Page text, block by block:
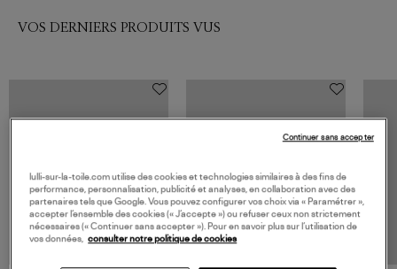
VOS DERNIERS PRODUITS VUS
lulli-sur-la-toile.com utilise des cookies et technologies similaires à des fins de
performance, personnalisation, publicité et analyses, en collaboration avec des
partenaires tels que Google. Vous pouvez configurer vos choix via « Paramétrer »,
accepter l’ensemble des cookies (« J’accepte ») ou refuser ceux non strictement
nécessaires (« Continuer sans accepter »). Pour en savoir plus sur l’utilisation de
vos données,
consulter notre politique de cookies
Continuer sans accepter